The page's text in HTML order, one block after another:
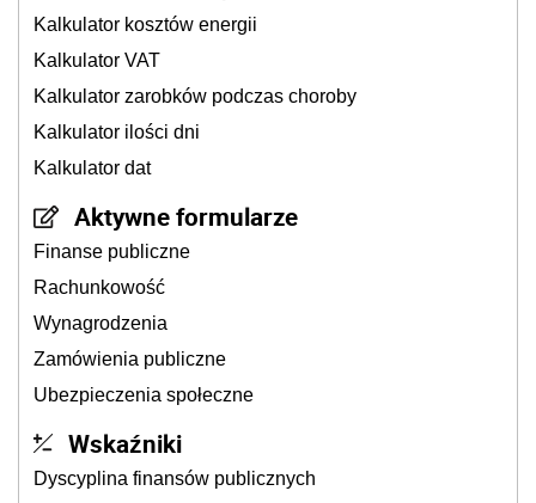
Kalkulator kosztów energii
Kalkulator VAT
Kalkulator zarobków podczas choroby
Kalkulator ilości dni
Kalkulator dat
Aktywne formularze
Finanse publiczne
Rachunkowość
Wynagrodzenia
Zamówienia publiczne
Ubezpieczenia społeczne
Wskaźniki
Dyscyplina finansów publicznych